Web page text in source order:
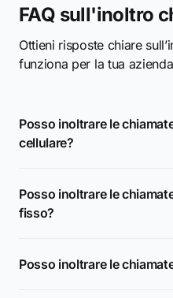
FAQ sull'inoltro
Ottieni risposte chiare
funziona per la tua
Posso inoltrare le
cellulare?
Posso inoltrare le
fisso?
Posso inoltrare le